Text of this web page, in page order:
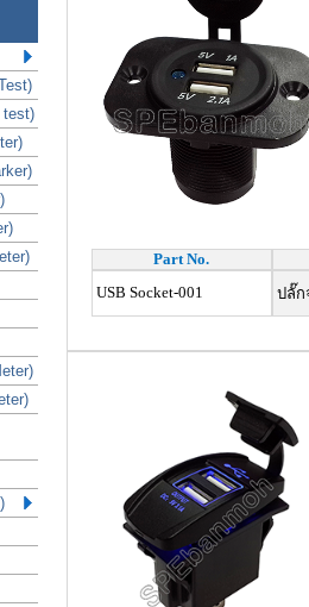
Part No.
USB Socket-001
ปลั๊ก